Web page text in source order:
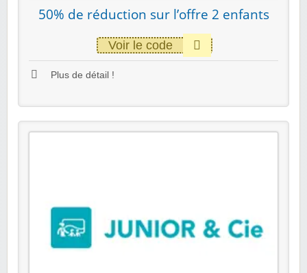
50% de réduction sur l’offre 2 enfants
Voir le code
Plus de détail !